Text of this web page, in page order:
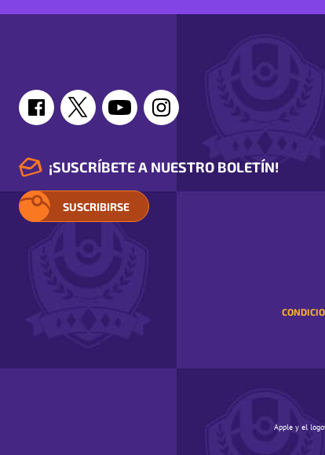
Blissey
¡SUSCRÍBETE A NUESTRO BOLETÍN!
SUSCRIBIRSE
Apple y el